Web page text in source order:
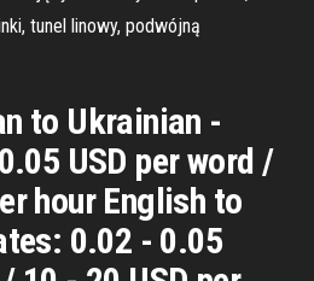
tunel linowy, podwójną
to Ukrainian -
USD per word /
hour English to
0.02 - 0.05